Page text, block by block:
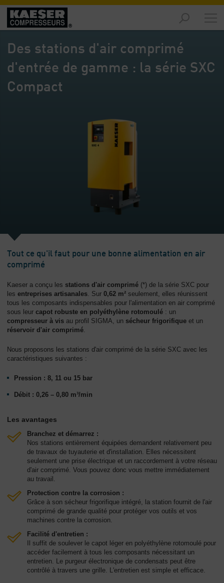
Marchés
-
Aperçu
général
Produits
-
L'entreprise
-
Aperçu
Des stations d'air comprimé
d'entrée de gamme : la série SXC
Compact
Tout ce qu'il faut pour une bonne alimentation en air
comprimé
Kaeser a conçu les stations d'air comprimé (*) de la série SXC pour
les entreprises artisanales. Sur 0,62 m² seulement, elles réunissent
tous les composants indispensables pour l'alimentation en air comprimé
sous leur capot robuste en polyéthylène rotomoulé : un
compresseur à vis au profil SIGMA, un sécheur frigorifique et un
réservoir d'air comprimé.
Nous proposons les stations d'air comprimé de la série SXC avec les
caractéristiques suivantes :
Pression : 8, 11 ou 15 bar
Débit : 0,26 – 0,80 m³/min
Les avantages
Branchez et démarrez :
Nos stations entièrement équipées demandent relativement peu
de travaux de tuyauterie et d'installation. Elles nécessitent
seulement une prise électrique et un raccordement à votre réseau
d'air comprimé. Vous pouvez donc vous mettre immédiatement
au travail.
Protection contre la corrosion :
Grâce à son sécheur frigorifique intégré, la station fournit de l'air
comprimé de grande qualité pour protéger vos outils et vos
machines contre la corrosion.
Facilité d'entretien :
Il suffit de soulever le capot léger en polyéthylène rotomoulé pour
accéder facilement à tous les composants nécessitant un
entretien. Le purgeur électronique de condensats peut être
contrôlé à travers une grille. L'entretien est simple et efficace.